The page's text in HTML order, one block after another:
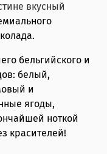
вкусный
бельгийского и
белый,
и
ягоды,
ноткой
красителей!